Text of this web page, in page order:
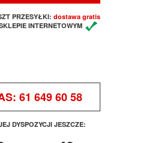
PRZESYŁKI: dostawa gratis
INTERNETOWYM
61 649 60 58
DYSPOZYCJI JESZCZE: